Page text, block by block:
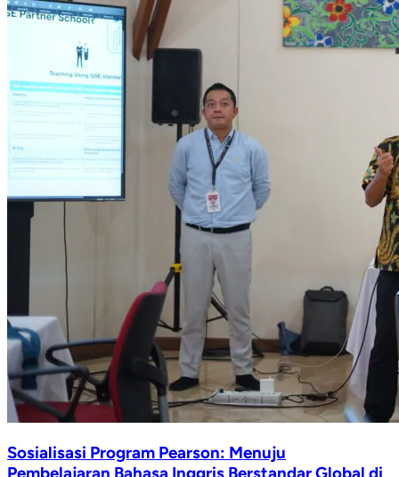
Sosialisasi Program Pearson: Menuju